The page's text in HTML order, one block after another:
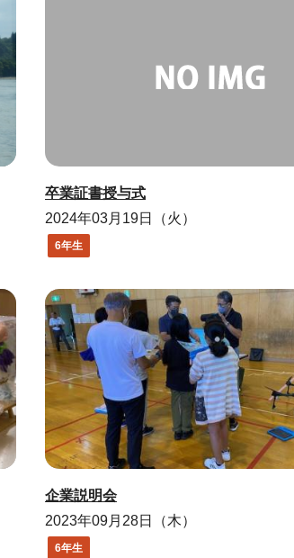
卒業証書授与式
2024年03月19日（火）
6年生
企業説明会
2023年09月28日（木）
6年生